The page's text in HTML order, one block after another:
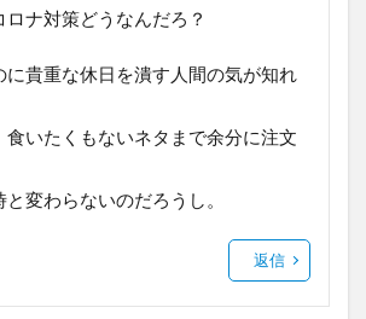
ロナ対策どうなんだろ？
に貴重な休日を潰す人間の気が知れ
食いたくもないネタまで余分に注文
変わらないのだろうし。
返信